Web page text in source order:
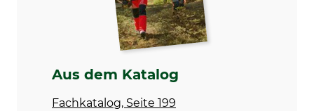
Aus dem Katalog
Fachkatalog, Seite 199